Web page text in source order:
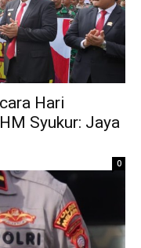
Hari
Syukur: Jaya
0